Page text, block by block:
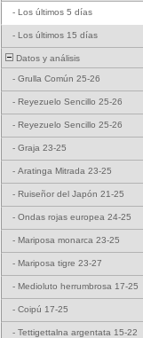
- Los últimos 5 días
- Los últimos 15 días
Datos y análisis
- Grulla Común 25-26
- Reyezuelo Sencillo 25-26
- Reyezuelo Sencillo 25-26
- Graja 23-25
- Aratinga Mitrada 23-25
- Ruiseñor del Japón 21-25
- Ondas rojas europea 24-25
- Mariposa monarca 23-25
- Mariposa tigre 23-27
- Medioluto herrumbrosa 17-25
- Coipú 17-25
- Tettigettalna argentata 15-22